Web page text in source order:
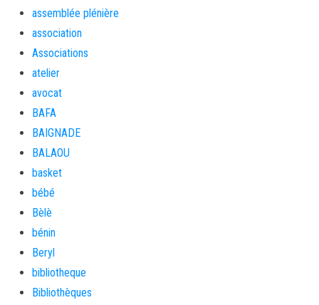
assemblée plénière
association
Associations
atelier
avocat
BAFA
BAIGNADE
BALAOU
basket
bébé
Bèlè
bénin
Beryl
bibliotheque
Bibliothèques